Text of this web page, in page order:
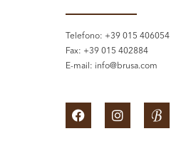
Telefono: +39 015 406054
Fax: +39 015 402884
E-mail: info@brusa.com